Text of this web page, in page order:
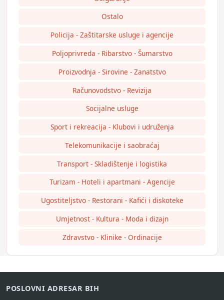
Ostalo
Policija - Zaštitarske usluge i agencije
Poljoprivreda - Ribarstvo - Šumarstvo
Proizvodnja - Sirovine - Zanatstvo
Računovodstvo - Revizija
Socijalne usluge
Sport i rekreacija - Klubovi i udruženja
Telekomunikacije i saobraćaj
Transport - Skladištenje i logistika
Turizam - Hoteli i apartmani - Agencije
Ugostiteljstvo - Restorani - Kafići i diskoteke
Umjetnost - Kultura - Moda i dizajn
Zdravstvo - Klinike - Ordinacije
POSLOVNI ADRESAR BIH